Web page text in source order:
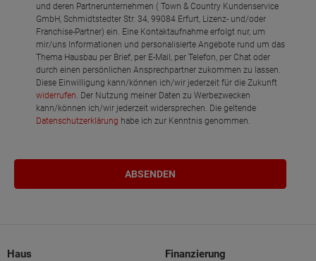
und deren Partnerunternehmen ( Town & Country Kundenservice
GmbH, Schmidtstedter Str. 34, 99084 Erfurt, Lizenz- und/oder
Franchise-Partner) ein. Eine Kontaktaufnahme erfolgt nur, um
mir/uns Informationen und personalisierte Angebote rund um das
Thema Hausbau per Brief, per E-Mail, per Telefon, per Chat oder
durch einen persönlichen Ansprechpartner zukommen zu lassen.
Diese Einwilligung kann/können ich/wir jederzeit für die Zukunft
widerrufen . Der Nutzung meiner Daten zu Werbezwecken
kann/können ich/wir jederzeit widersprechen. Die geltende
Datenschutzerklärung habe ich zur Kenntnis genommen.
Haus Finanzierung